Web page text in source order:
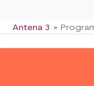
Antena 3 »